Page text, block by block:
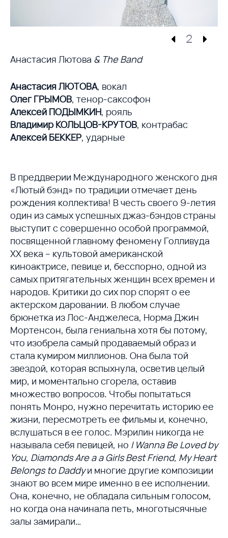
2
Анастасия Лютова & The Band
Анастасия ЛЮТОВА, вокал
Олег ГРЫМОВ, тенор-саксофон
Алексей ПОДЫМКИН, рояль
Владимир КОЛЬЦОВ-КРУТОВ, контрабас
Алексей БЕККЕР, ударные
В преддверии Международного женского дня
«Лютый бэнд» по традиции отмечает день
рождения коллектива! В честь своего 9-летия
один из самых успешных джаз-бэндов страны
выступит с совершенно особой программой,
посвященной главному феномену Голливуда
XX века – культовой американской
киноактрисе, певице и, бесспорно, одной из
самых притягательных женщин всех времен и
народов. Критики до сих пор спорят о ее
актерском даровании. В любом случае
брюнетка из Лос-Анджелеса, Норма Джин
Мортенсон, была гениальна хотя бы потому,
что изобрела самый продаваемый образ и
стала кумиром миллионов. Она была той
звездой, которая вспыхнула, осветив целый
мир, и моментально сгорела, оставив
множество вопросов. Чтобы попытаться
понять Монро, нужно перечитать историю ее
жизни, пересмотреть ее фильмы и, конечно,
вслушаться в ее голос. Мэрилин никогда не
называла себя певицей, но I Wanna Be Loved by
You, Diamonds Are a a Girls Best Friend, My Heart
Belongs to Daddyи многие другие композиции
знают во всем мире именно в ее исполнении.
Она, конечно, не обладала сильным голосом,
но когда она начинала петь, многотысячные
залы замирали…